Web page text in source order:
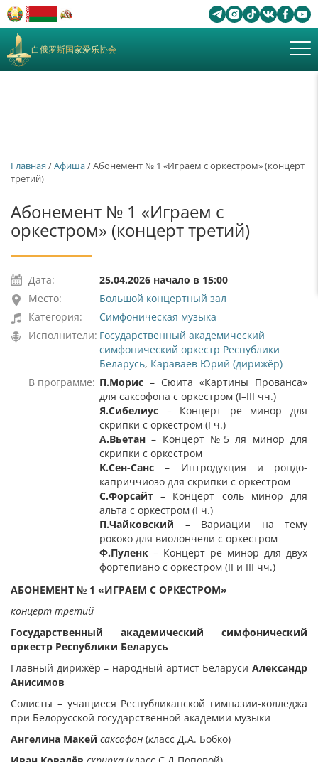
白俄罗斯国家爱乐协会
Главная /Афиша/ Абонемент № 1 «Играем с оркестром» (концерт
третий)
Абонемент № 1 «Играем с
оркестром» (концерт третий)
Дата:
25.04.2026 начало в 15:00
Место:
Большой концертный зал
Категория:
Симфоническая музыка
Исполнители: Государственный академический
симфонический оркестр Республики
Беларусь, Караваев Юрий (дирижёр)
В программе: П.Морис – Сюита «Картины Прованса»
для саксофона с оркестром (I–III чч.)
Я.Сибелиус – Концерт ре минор для
скрипки с оркестром (I ч.)
А.Вьетан– Концерт №5 ля минор для
скрипки с оркестром
К.Сен-Санс – Интродукция и рондо-
каприччиозо для скрипки с оркестром
С.Форсайт– Концерт соль минор для
альта с оркестром (I ч.)
П.Чайковский –
Вариации на тему
рококо для виолончели с оркестром
Ф.Пуленк – Концерт ре минор для двух
фортепиано с оркестром (II и III чч.)
АБОНЕМЕНТ № 1 «ИГРАЕМ С ОРКЕСТРОМ»
концерт третий
Государственный академический симфонический
оркестр Республики Беларусь
Главный дирижёр – народный артист Беларуси Александр
Анисимов
Солисты – учащиеся Республиканской гимназии-колледжа
при Белорусской государственной академии музыки
Ангелина Макей саксофон (класс Д.А. Бобко)